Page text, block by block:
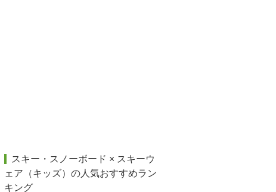
スキー・スノーボード × スキーウ
ェア（キッズ） の人気おすすめラン
キング